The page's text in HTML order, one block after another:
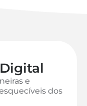
e
dos